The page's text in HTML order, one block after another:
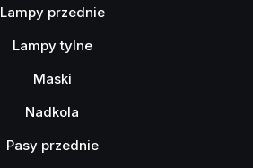
Lampy przednie
Lampy tylne
Maski
Nadkola
Pasy przednie